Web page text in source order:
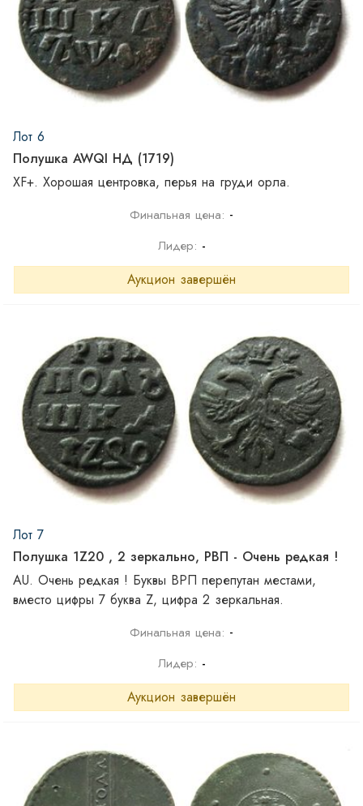
Лот 6
Полушка AWQI НД (1719)
XF+. Хорошая центровка, перья на груди орла.
Финальная цена: -
Лидер: -
Аукцион завершён
Лот 7
Полушка 1Z20 , 2 зеркально, РВП - Очень редкая !
AU. Очень редкая ! Буквы ВРП перепутан местами,
вместо цифры 7 буква Z, цифра 2 зеркальная.
Финальная цена: -
Лидер: -
Аукцион завершён